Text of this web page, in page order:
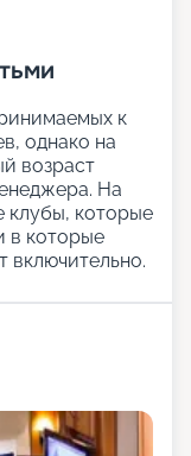
к
однако на
возраст
На
клубы, которые
в которые
включительно.